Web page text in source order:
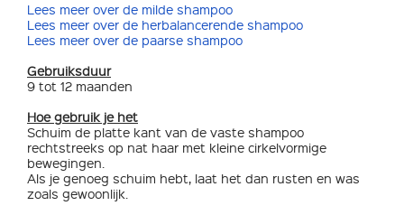
Lees meer over de milde shampoo
Lees meer over de herbalancerende shampoo
Lees meer over de paarse shampoo
Gebruiksduur
9 tot 12 maanden
Hoe gebruik je het
Schuim de platte kant van de vaste shampoo
rechtstreeks op nat haar met kleine cirkelvormige
bewegingen.
Als je genoeg schuim hebt, laat het dan rusten en was
zoals gewoonlijk.